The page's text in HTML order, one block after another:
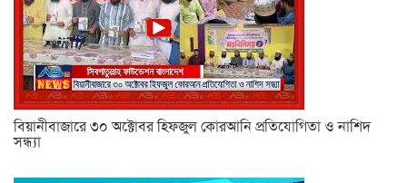
বিয়ানীবাজারে ৩০ অক্টোবর হিফজুল কোরআনি প্রতিযোগিতা ও নাশিদ
সন্ধ্যা